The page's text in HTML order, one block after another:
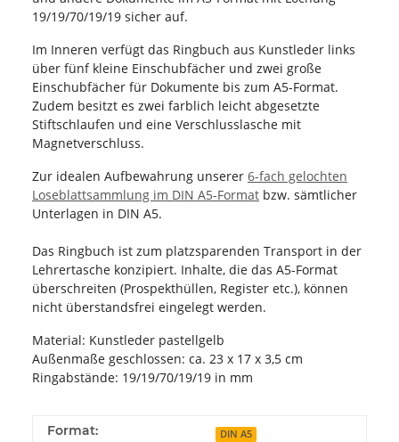
19/19/70/19/19 sicher auf.
Im Inneren verfügt das Ringbuch aus Kunstleder links
über fünf kleine Einschubfächer und zwei große
Einschubfächer für Dokumente bis zum A5-Format.
Zudem besitzt es zwei farblich leicht abgesetzte
Stiftschlaufen und eine Verschlusslasche mit
Magnetverschluss.
Zur idealen Aufbewahrung unserer 6-fach gelochten
Loseblattsammlung im DIN A5-Format bzw. sämtlicher
Unterlagen in DIN A5.
Das Ringbuch ist zum platzsparenden Transport in der
Lehrertasche konzipiert. Inhalte, die das A5-Format
überschreiten (Prospekthüllen, Register etc.), können
nicht überstandsfrei eingelegt werden.
Material: Kunstleder pastellgelb
Außenmaße geschlossen: ca. 23 x 17 x 3,5 cm
Ringabstände: 19/19/70/19/19 in mm
Format: DIN A5